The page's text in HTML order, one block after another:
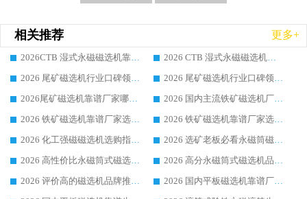
相关推荐 更多+
2026CTB 湿式永磁磁选机靠谱厂家实力排行榜 铁矿选矿设备采购全流程选购指南
2026 CTB 湿式永磁磁选机选购指南|行业口碑良好品牌推荐，领域强者华体会手机网页版-华体会(中国)
2026 尾矿磁选机行业口碑领域强者，源头直供国内主流厂家华体会手机网页版-华体会(中国) 一站式服务
2026 尾矿磁选机行业口碑领域强者，源头直供国内主流厂家华体会手机网页版-华体会(中国) 一站式服务
2026尾矿磁选机靠谱厂家哪家好 行业口碑领域强者华体会手机网页版-华体会(中国) 推荐
2026 国内主流铁矿磁选机厂家选购指南|行业口碑好品牌推荐，领域强者华体会手机网页版-华体会(中国)
2026 铁矿磁选机靠谱厂家选购全攻略 行业标杆华体会手机网页版-华体会(中国) 设备性价比出众
2026 铁矿磁选机靠谱厂家选购指南，领域强者华体会手机网页版-华体会(中国) 铁矿磁选机性价比高
2026 化工强磁磁选机选购指南 5 家行业口碑靠谱厂家领域强者推荐
2026 选矿老板必看永磁筒磁选机推荐 行业头部品牌口碑设备选购全攻略
2026 高性价比永磁筒式磁选机品牌盘点 行业强者口碑实测选购完整指南
2026 高分永磁筒式磁选机品牌推荐 选矿设备强者对比测评采购避坑全攻略
2026 评价高的磁选机品牌推荐选购指南，永磁筒式磁选机设备领域强者全景行业口碑解析
2026 国内平板磁选机靠谱厂家排名 行业实测口碑设备按需选购全指南